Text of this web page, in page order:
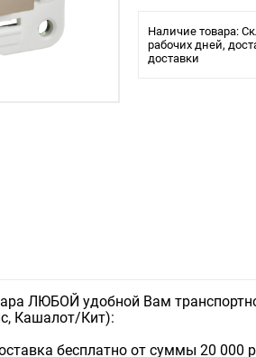
Наличие товара:
рабочих дней,
доставки
ЛЮБОЙ удобной Вам
Кашалот/Кит):
бесплатно от суммы 20 000